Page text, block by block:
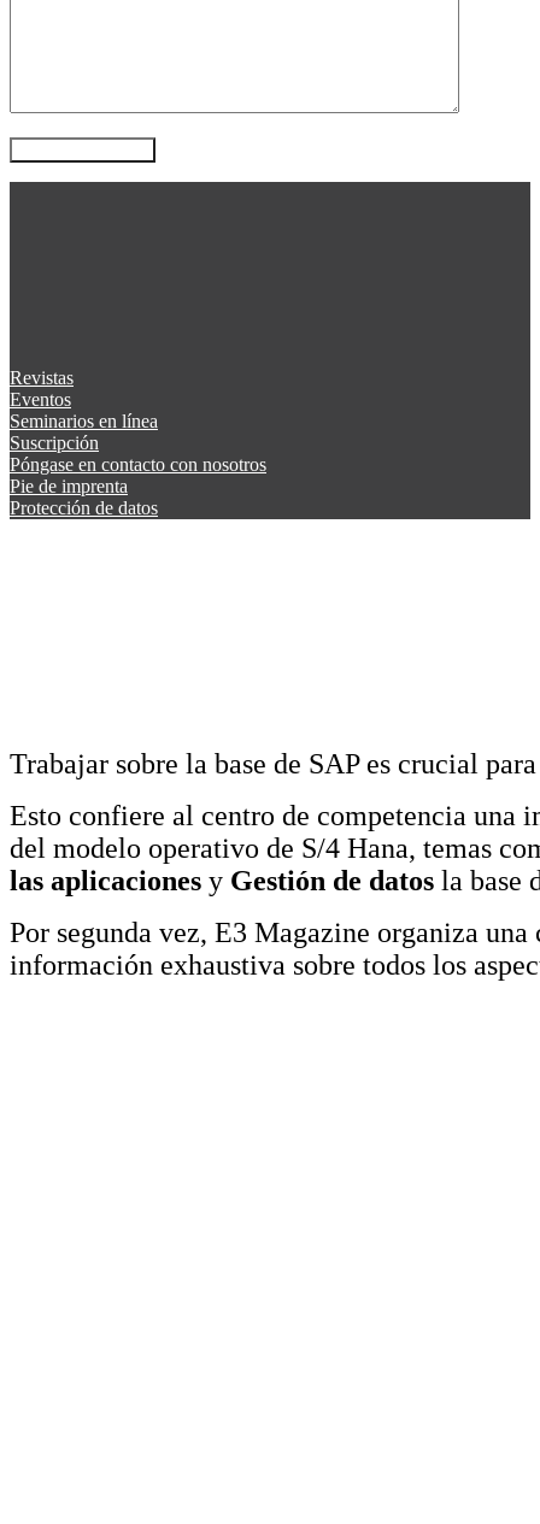
Revistas
Eventos
Seminarios en línea
Suscripción
Póngase en contacto con nosotros
Pie de imprenta
Protección de datos
Trabajar sobre la base de SAP es crucial
Esto confiere al centro de competencia una
del modelo operativo de S/4 Hana, temas
las aplicaciones y Gestión de datos la base
Por segunda vez, E3 Magazine organiza
información exhaustiva sobre todos los